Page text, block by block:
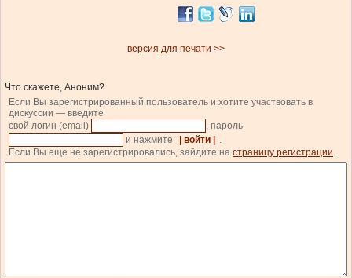
версия для печати >>
Что скажете, Аноним?
Если Вы зарегистрированный пользователь и хотите участвовать в
дискуссии — введите
свой логин (email)
, пароль
и нажмите
| войти |
.
Если Вы еще не зарегистрировались, зайдите на страницу регистрации.